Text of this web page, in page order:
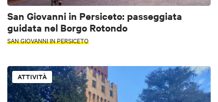
San Giovanni in Persiceto: passeggiata
guidata nel Borgo Rotondo
SAN GIOVANNI IN PERSICETO
ATTIVITÀ